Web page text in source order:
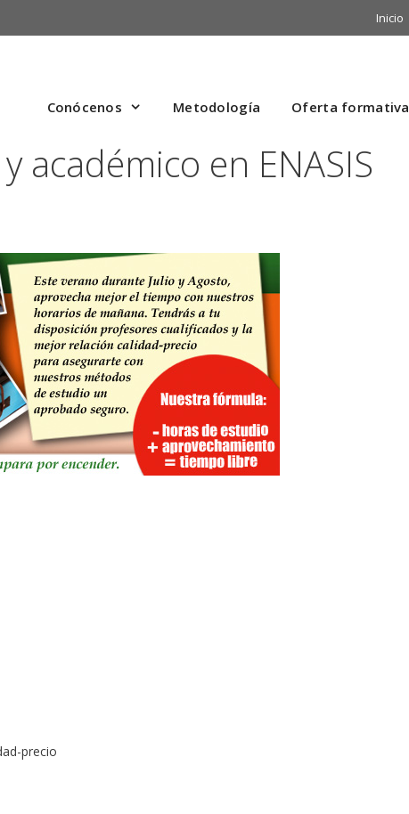
Inicio
Conócenos Metodología Oferta formativa
académico en ENASIS
precio